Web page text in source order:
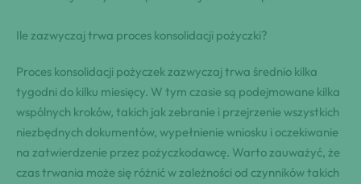
Ile zazwyczaj trwa proces konsolidacji pożyczki?
Proces konsolidacji pożyczek zazwyczaj trwa średnio kilka
tygodni do kilku miesięcy. W tym czasie są podejmowane kilka
wspólnych kroków, takich jak zebranie i przejrzenie wszystkich
niezbędnych dokumentów, wypełnienie wniosku i oczekiwanie
na zatwierdzenie przez pożyczkodawcę. Warto zauważyć, że
czas trwania może się różnić w zależności od czynników takich